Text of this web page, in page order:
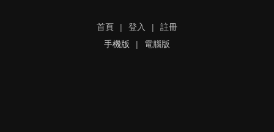
首頁 | 登入 |
註冊
手機版
| 電腦版